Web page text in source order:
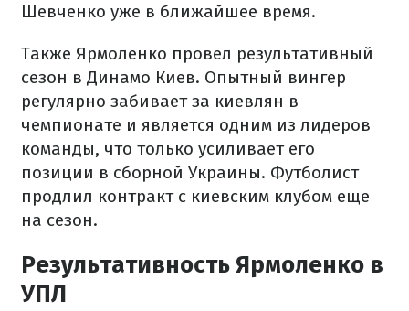
Шевченко уже в ближайшее время.
Также Ярмоленко провел результативный
сезон в Динамо Киев. Опытный вингер
регулярно забивает за киевлян в
чемпионате и является одним из лидеров
команды, что только усиливает его
позиции в сборной Украины. Футболист
продлил контракт с киевским клубом еще
на сезон.
Результативность Ярмоленко в
УПЛ